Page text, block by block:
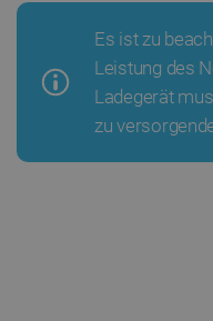
Es ist zu
Leistung des
Ladegerät
zu